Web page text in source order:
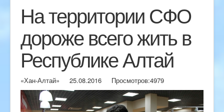
На территории СФО
дороже всего жить в
Республике Алтай
«Хан-Алтай» 25.08.2016 Просмотров:4979